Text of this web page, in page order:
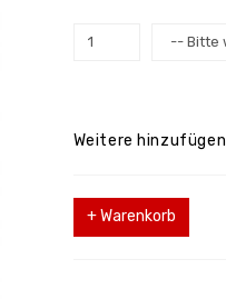
Weitere hinzufügen
+ Warenkorb